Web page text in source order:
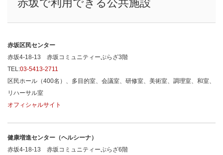
赤坂で利用できる公共施設
赤坂区民センター
赤坂4-18-13 赤坂コミュニティーぷらざ3階
TEL:03-5413-2711
区民ホール（400名）、多目的室、会議室、研修室、美術室、調理室、和室、
リハーサル室
オフィシャルサイト
健康増進センター（ヘルシーナ）
赤坂4-18-13 赤坂コミュニティーぷらざ6階